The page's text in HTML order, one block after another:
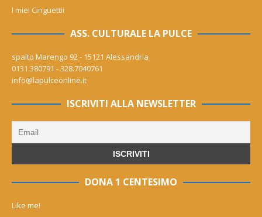
I miei Cinguettii
ASS. CULTURALE LA PULCE
spalto Marengo 92 - 15121 Alessandria
0131.380791 - 328.7040761
info@lapulceonline.it
ISCRIVITI ALLA NEWSLETTER
DONA 1 CENTESIMO
Like me!